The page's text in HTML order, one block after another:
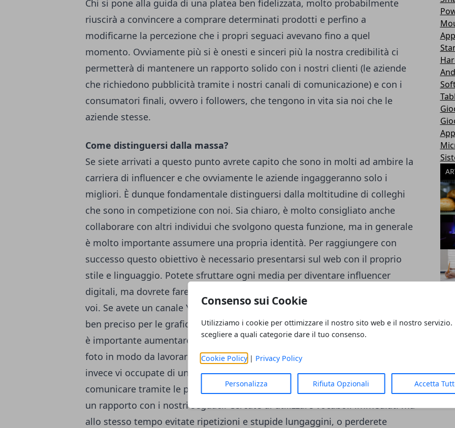
Consenso sui Cookie
Utilizziamo i cookie per ottimizzare il nostro sito web e il nostro servizio.
scegliere a quali categorie dare il tuo consenso.
Cookie Policy| Privacy Policy
Personalizza Rifiuta Opzionali Accetta
Chi si pone alla guida di una platea ben fidelizzata, molto probabilmente
riuscirà a convincere a comprare determinati prodotti e perfino a
modificarne la percezione che i propri seguaci avevano fino a quel
momento. Ovviamente più si è onesti e sinceri più la nostra credibilità ci
permetterà di mantenere un rapporto solido con i nostri clienti (le aziende
che richiedono pubblicità tramite i nostri canali di comunicazione) e con i
consumatori finali, ovvero i followers, che tengono in vita sia noi che le
aziende stesse.
Come distinguersi dalla massa?
Se siete arrivati a questo punto avrete capito che sono in molti ad ambire la
carriera di influencer e che ovviamente le aziende ingaggeranno solo i
migliori. È dunque fondamentale distinguersi dalla moltitudine di colleghi
che sono in competizione con noi. Sia chiaro, è molto consigliato anche
collaborare con altri individui che svolgono questa funzione, ma in generale
è molto importante assumere una propria identità. Per raggiungere con
successo questo obiettivo è necessario presentarsi sul web con il proprio
stile e linguaggio. Potete sfruttare ogni media per diventare influencer
digitali, ma dovrete fare in modo che altri utenti riescano ad affezionarvi a
voi. Se avete un canale YouTube, ad esempio, cercate di scegliere uno stile
ben preciso per le grafiche del canale, se invece gestite un profilo Instagram
è importante aumentare i follower , quindi applicate filtri simili alle vostre
foto in modo da lavorare in modo coerente, riconoscibile e personale. Se
invece vi occupate di un blog, di certo il linguaggio e il vostro modo di
comunicare tramite le parole gioca un ruolo fondamentale per instaurare
un rapporto con i nostri seguaci. Cercate di utilizzare vocaboli immediati ma
allo stesso tempo evitate ripetizioni e stupide lungaggini, o perderete